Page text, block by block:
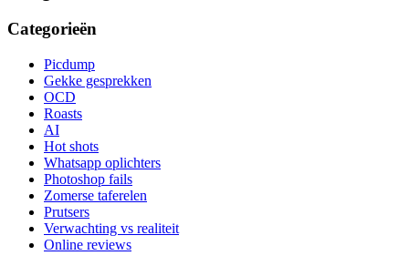
Categorieën
Picdump
Gekke gesprekken
OCD
Roasts
AI
Hot shots
Whatsapp oplichters
Photoshop fails
Zomerse taferelen
Prutsers
Verwachting vs realiteit
Online reviews